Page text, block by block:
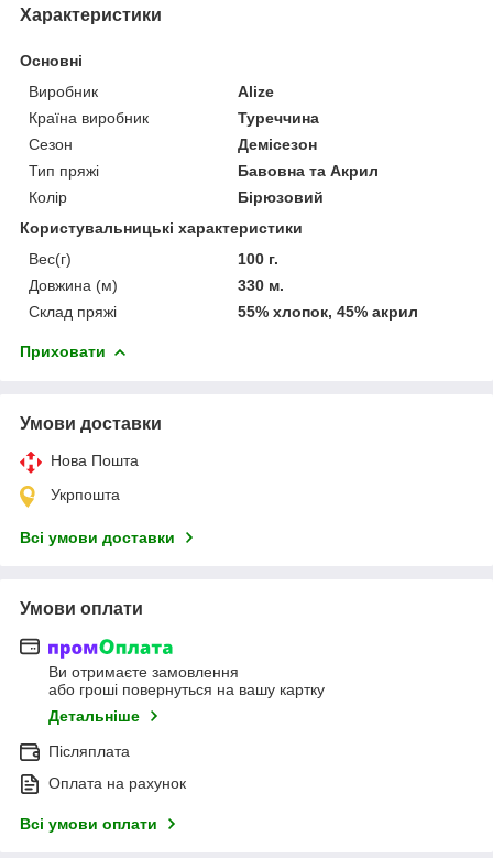
Характеристики
Основні
Виробник
Alize
Країна виробник
Туреччина
Сезон
Демісезон
Тип пряжі
Бавовна та Акрил
Колір
Бірюзовий
Користувальницькі характеристики
Вес(г)
100 г.
Довжина (м)
330 м.
Склад пряжі
55% хлопок, 45% акрил
Приховати
Умови доставки
Нова Пошта
Укрпошта
Всі умови доставки
Умови оплати
Ви отримаєте замовлення
або гроші повернуться на вашу картку
Детальніше
Післяплата
Оплата на рахунок
Всі умови оплати